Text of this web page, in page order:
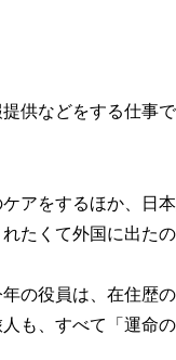
供などをする仕事で
アをするほか、日
たくて外国に出たの
の役員は、在住歴
も、すべて「運命の